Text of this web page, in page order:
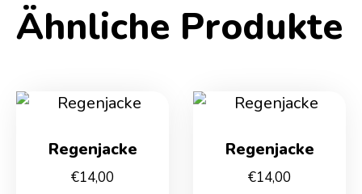
Ähnliche Produkte
Regenjacke
€14,00
Regenjacke
€14,00